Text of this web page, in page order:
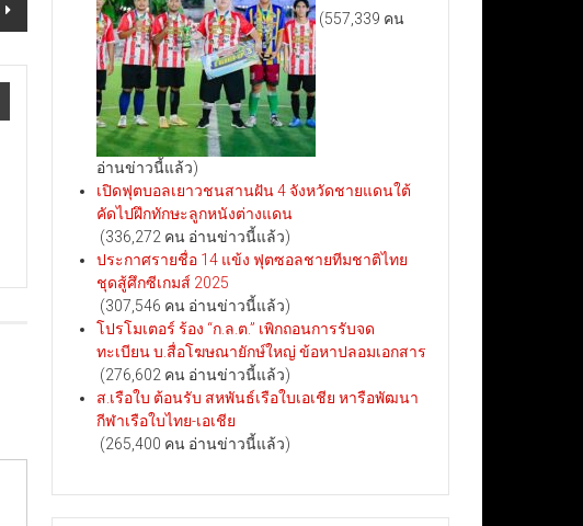
(557,339 คน
อ่านข่าวนี้แล้ว)
เปิดฟุตบอลเยาวชนสานฝัน 4 จังหวัดชายแดนใต้
คัดไปฝึกทักษะลูกหนังต่างแดน
(336,272 คน อ่านข่าวนี้แล้ว)
ประกาศรายชื่อ 14 แข้ง ฟุตซอลชายทีมชาติไทย
ชุดสู้ศึกซีเกมส์ 2025
(307,546 คน อ่านข่าวนี้แล้ว)
โปรโมเตอร์ ร้อง “ก.ล.ต.” เพิกถอนการรับจด
ทะเบียน บ.สื่อโฆษณายักษ์ใหญ่ ข้อหาปลอมเอกสาร
(276,602 คน อ่านข่าวนี้แล้ว)
ส.เรือใบ ต้อนรับ สหพันธ์เรือใบเอเชีย หารือพัฒนา
กีฬาเรือใบไทย-เอเชีย
(265,400 คน อ่านข่าวนี้แล้ว)